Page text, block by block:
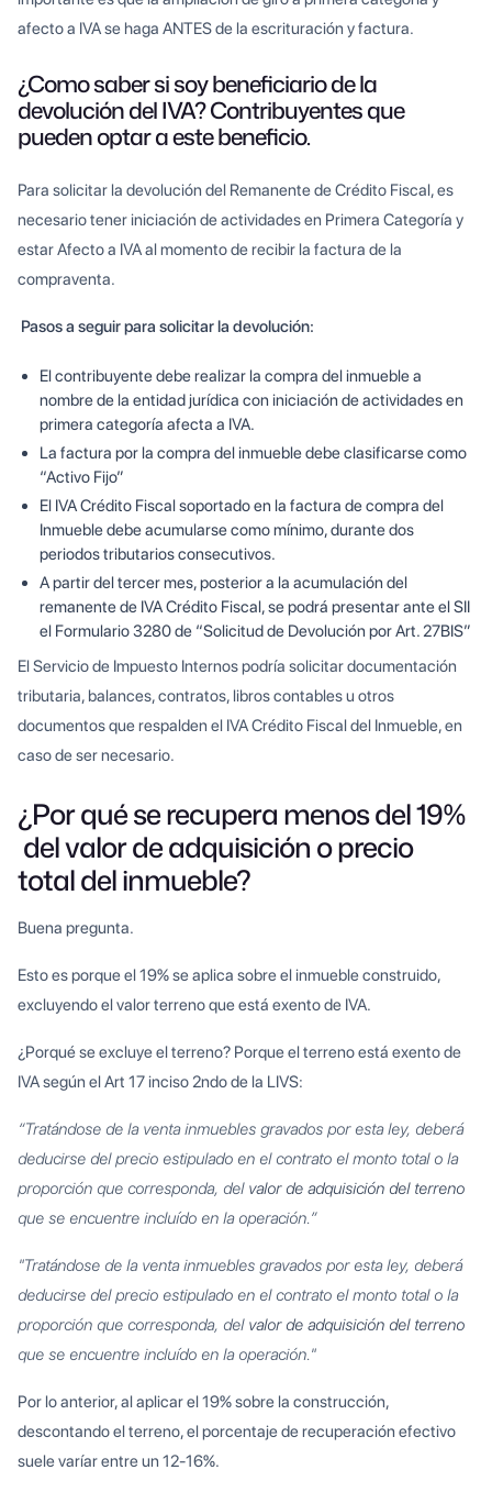
afecto a IVA se haga ANTES de la escrituración y factura.
¿Como saber si soy beneficiario de la
devolución del IVA? Contribuyentes que
pueden optar a este beneficio.
Para solicitar la devolución del Remanente de Crédito Fiscal, es
necesario tener iniciación de actividades en Primera Categoría y
estar Afecto a IVA al momento de recibir la factura de la
compraventa.
Pasos a seguir para solicitar la devolución:
El contribuyente debe realizar la compra del inmueble a
nombre de la entidad jurídica con iniciación de actividades en
primera categoría afecta a IVA.
La factura por la compra del inmueble debe clasificarse como
“Activo Fijo”
El IVA Crédito Fiscal soportado en la factura de compra del
Inmueble debe acumularse como mínimo, durante dos
periodos tributarios consecutivos.
A partir del tercer mes, posterior a la acumulación del
remanente de IVA Crédito Fiscal, se podrá presentar ante el SII
el Formulario 3280 de “Solicitud de Devolución por Art. 27BIS”
El Servicio de Impuesto Internos podría solicitar documentación
tributaria, balances, contratos, libros contables u otros
documentos que respalden el IVA Crédito Fiscal del Inmueble, en
caso de ser necesario.
¿Por qué se recupera menos del 19%
del valor de adquisición o precio
total del inmueble?
Buena pregunta.
Esto es porque el 19% se aplica sobre el inmueble construido,
excluyendo el valor terreno que está exento de IVA.
¿Porqué se excluye el terreno? Porque el terreno está exento de
IVA según el Art 17 inciso 2ndo de la LIVS:
“Tratándose de la venta inmuebles gravados por esta ley, deberá
deducirse del precio estipulado en el contrato el monto total o la
proporción que corresponda, del valor de adquisición del terreno
que se encuentre incluído en la operación.”
"Tratándose de la venta inmuebles gravados por esta ley, deberá
deducirse del precio estipulado en el contrato el monto total o la
proporción que corresponda, del valor de adquisición del terreno
que se encuentre incluído en la operación."
Por lo anterior, al aplicar el 19% sobre la construcción,
descontando el terreno, el porcentaje de recuperación efectivo
suele varíar entre un 12-16%.